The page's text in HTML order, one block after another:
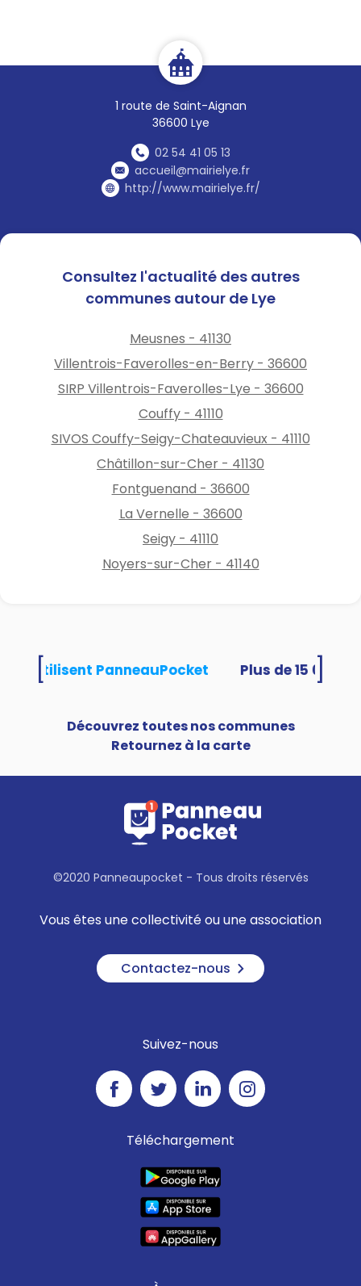
1 route de Saint-Aignan
36600 Lye
02 54 41 05 13
accueil@mairielye.fr
http://www.mairielye.fr/
Consultez l'actualité des autres
communes autour de Lye
Meusnes - 41130
Villentrois-Faverolles-en-Berry - 36600
SIRP Villentrois-Faverolles-Lye - 36600
Couffy - 41110
SIVOS Couffy-Seigy-Chateauvieux - 41110
Châtillon-sur-Cher - 41130
Fontguenand - 36600
La Vernelle - 36600
Seigy - 41110
Noyers-sur-Cher - 41140
utilisent PanneauPocket
Découvrez toutes nos communes
Retournez à la carte
©2020 Panneaupocket - Tous droits réservés
Vous êtes une collectivité ou une association
Contactez-nous
Suivez-nous
Téléchargement